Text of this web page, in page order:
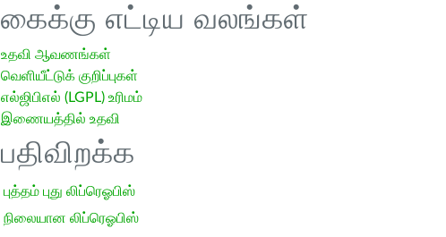
கைக்கு எட்டிய வலங்கள்
உதவி ஆவணங்கள்
வெளியீட்டுக் குறிப்புகள்
எல்ஜிபிஎல் (LGPL) உரிமம்
இணையத்தில் உதவி
பதிவிறக்க
புத்தம் புது லிப்ரெஓபிஸ்
நிலையான லிப்ரெஓபிஸ்